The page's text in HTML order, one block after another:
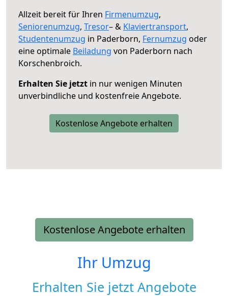
Allzeit bereit für Ihren Firmenumzug,
Seniorenumzug, Tresor– & Klaviertransport,
Studentenumzug in Paderborn, Fernumzug oder
eine optimale Beiladung von Paderborn nach
Korschenbroich.
Erhalten Sie jetzt in nur wenigen Minuten
unverbindliche und kostenfreie Angebote.
Kostenlose Angebote erhalten
Kostenlose Angebote erhalten
Ihr Umzug
Erhalten Sie jetzt Angebote